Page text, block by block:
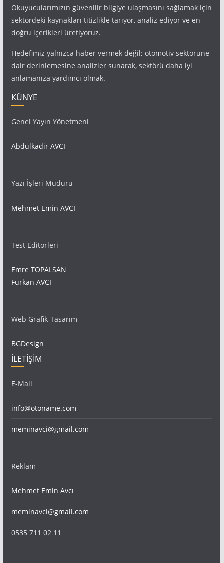
Okuyucularımızın güvenilir bilgiye ulaşmasını sağlamak için
sektördeki kaynakları titizlikle tarıyor, analiz ediyor ve en
doğru içerikleri üretiyoruz.
Hedefimiz yalnızca haber vermek değil; otomotiv sektörüne
dair derinlemesine analizler sunarak, sektörü daha iyi
anlamanıza yardımcı olmak.
KÜNYE
Genel Yayın Yönetmeni
Abdulkadir AVCI
Yazı İşleri Müdürü
Mehmet Emin AVCI
Test Editörleri
Emre TOPALSAN
Furkan AVCI
Web Grafik-Tasarım
BGDesign
İLETİŞİM
E-Mail
info@otoname.com
meminavci@gmail.com
Reklam
Mehmet Emin Avcı
meminavci@gmail.com
0535 711 02 11